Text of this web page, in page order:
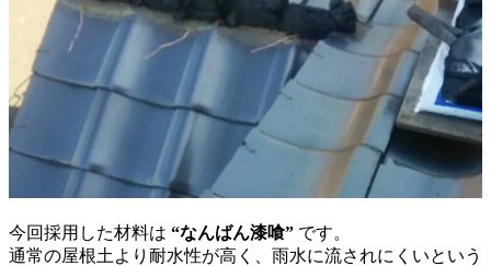
今回採用した材料は “なんばん漆喰” です。
通常の屋根土より耐水性が高く、雨水に流されにくいという